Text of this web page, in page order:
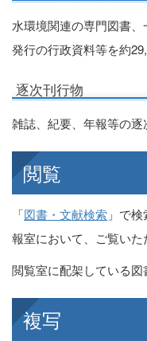
水環境関連の専門図書
発行の行政資料等を約
逐次刊行物
雑誌、紀要、年報等の逐
閲覧
「図書・文献検索 」で
報室において、ご覧いた
閲覧室に配架している図
複写